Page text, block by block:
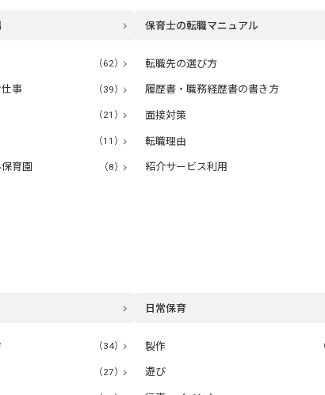
（62）
事 （39）
（21）
（11）
育園 （8）
保育士の転職マニュアル
転職先の選び方
履歴書・職務経歴書の書き方
面接対策
転職理由
紹介サービス利用
（34）
（27）
日常保育
製作
遊び